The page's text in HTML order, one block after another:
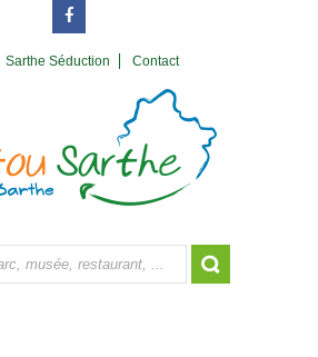
Sarthe Séduction Contact